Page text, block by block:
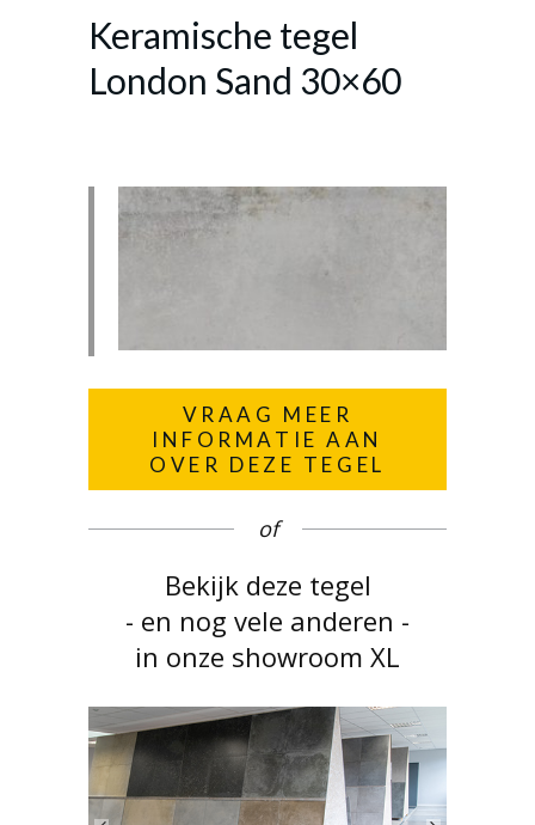
Keramische tegel
London Sand 30×60
VRAAG MEER
INFORMATIE AAN
OVER DEZE TEGEL
of
Bekijk deze tegel
- en nog vele anderen -
in onze showroom XL